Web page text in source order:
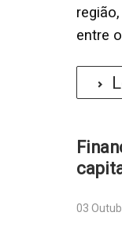
entre
03